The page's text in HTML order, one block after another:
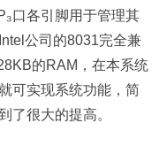
口各引脚用于管理其
公司的8031完全兼
的RAM，在本系统
可实现系统功能，简
了很大的提高。